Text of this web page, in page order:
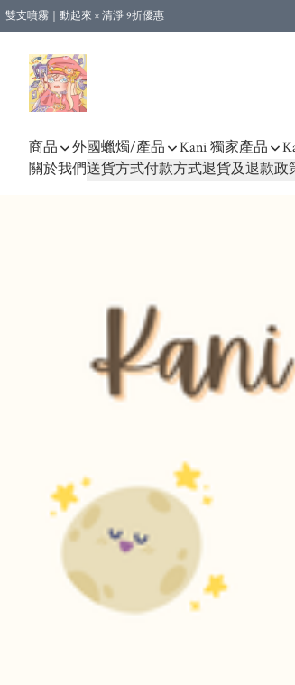
雙支噴霧｜動起來 × 清淨 9折優惠
商品 外國蠟燭/產品 Kani 獨家產品
關於我們送貨方式付款方式退貨及退款政